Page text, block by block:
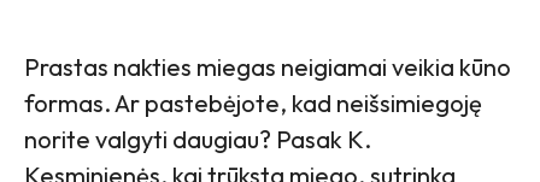
Prastas nakties miegas neigiamai veikia kūno
formas. Ar pastebėjote, kad neišsimiegoję
norite valgyti daugiau? Pasak K.
Kesminienės, kai trūksta miego, sutrinka